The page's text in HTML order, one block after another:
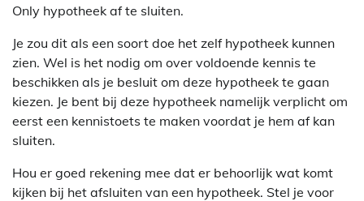
Only hypotheek af te sluiten.
Je zou dit als een soort doe het zelf hypotheek kunnen
zien. Wel is het nodig om over voldoende kennis te
beschikken als je besluit om deze hypotheek te gaan
kiezen. Je bent bij deze hypotheek namelijk verplicht om
eerst een kennistoets te maken voordat je hem af kan
sluiten.
Hou er goed rekening mee dat er behoorlijk wat komt
kijken bij het afsluiten van een hypotheek. Stel je voor